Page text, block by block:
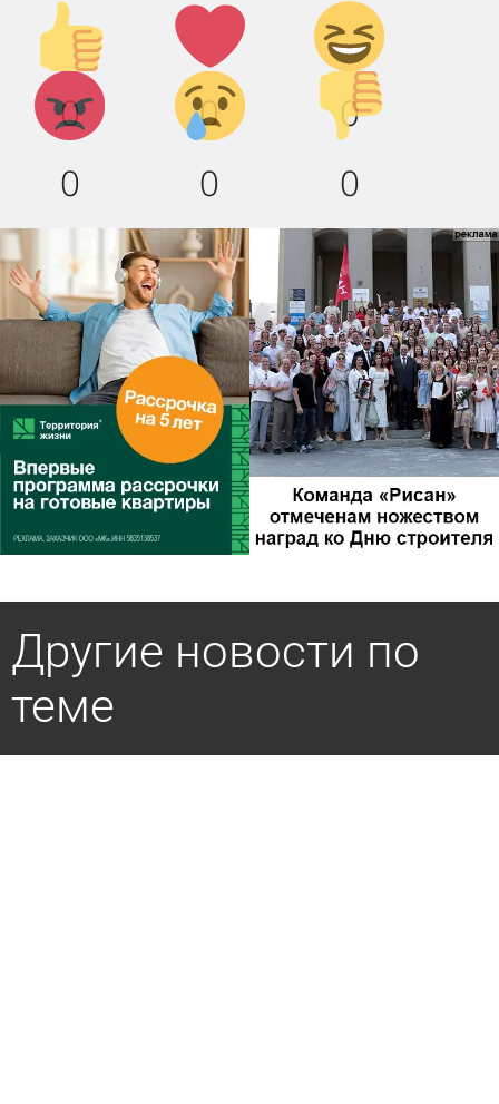
Палец
вверх!
0
Лайк!
0
Дикий
смех!
0
Агрессия!
0
Грусть
:(
0
Палец
вниз!
0
Другие новости по
теме